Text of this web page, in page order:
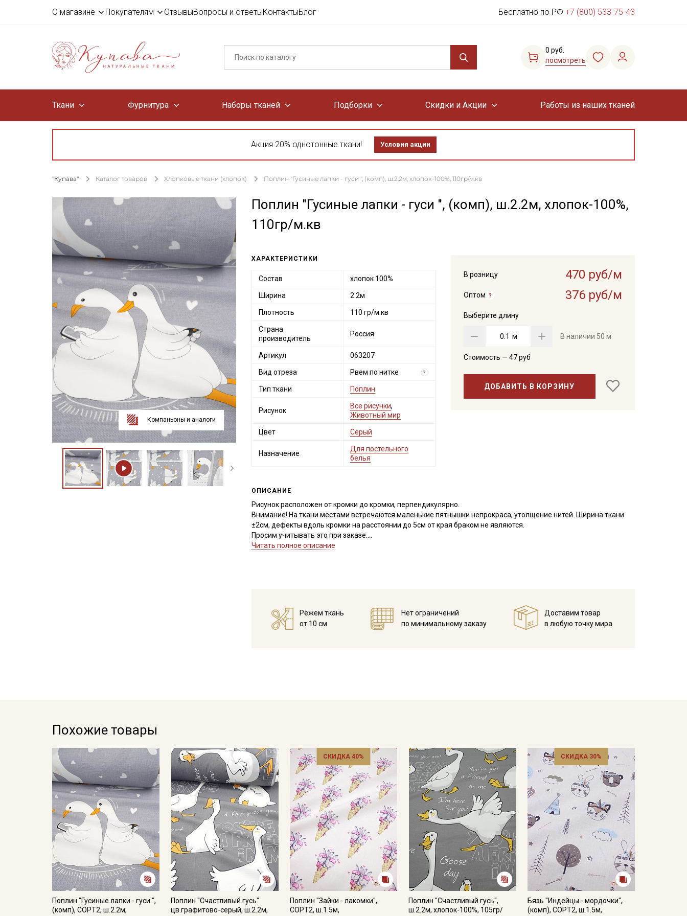
О магазине Покупателям ОтзывыВопросы и ответыКонтактыБлог Бесплатно по РФ +7 (800) 533-75-43
0 руб.
посмотреть
Ткани Фурнитура Наборы тканей Подборки Скидки и Акции Работы из наших тканей
Акция 20% однотонные ткани! Условия акции
"Купава" Каталог товаров Хлопковые ткани (хлопок) Поплин "Гусиные лапки - гуси ", (комп), ш.2.2м, хлопок-100%, 110гр/м.кв
Компаньоны и аналоги
Поплин "Гусиные лапки - гуси ", (комп), ш.2.2м, хлопок-100%,
110гр/м.кв
В розницу 470 руб/м
Оптом 376 руб/м
Выберите длину
м В наличии 50 м
Стоимость — 47руб
ДОБАВИТЬ В КОРЗИНУ
ХАРАКТЕРИСТИКИ
Состав хлопок 100%
Ширина 2.2м
Плотность 110 гр/м.кв
Страна
производитель
Россия
Артикул 063207
Вид отреза Рвем по нитке ?
Тип ткани Поплин
Рисунок
Все рисунки,
Животный мир
Цвет Серый
Назначение
Для постельного
белья
ОПИСАНИЕ
Рисунок расположен от кромки до кромки, перпендикулярно.
Внимание! На ткани местами встречаются маленькие пятнышки непрокраса, утолщение нитей. Ширина ткани
±2см, дефекты вдоль кромки на расстоянии до 5см от края браком не являются.
Просим учитывать это при заказе.
платьев), применяется в качестве подкладочной ткани, при пошиве текстильных игрушек. При выборе поплина
для пошива одежды стоит учитывать, что ткань мягкая и имеет склонность к сминанию, светлые тона
просвечивают, стоит отметить, что из поплина достаточно просто шить, он легко утюжится и не скользит, край
Читать полное описание
Режем ткань
от 10 см
Нет ограничений
по минимальному заказу
Доставим товар
в любую точку мира
Похожие товары
Поплин "Гусиные лапки - гуси ",
(комп), СОРТ2, ш.2.2м,
Поплин "Счастливый гусь"
цв.графитово-серый, ш.2.2м,
СКИДКА 40%
Поплин "Зайки - лакомки",
СОРТ2, ш.1.5м,
Поплин "Счастливый гусь",
ш.2.2м, хлопок-100%, 105гр/
СКИДКА 30%
Бязь "Индейцы - мордочки",
(комп), СОРТ2, ш.1.5м,
Секретная рассылка от
Купава
Мы публикуем здесь дополнительные
промокоды и скидки до 30% на узкие
категории тканей
Электронная почта